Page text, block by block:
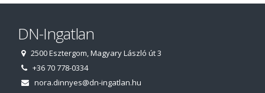
DN-Ingatlan
2500 Esztergom, Magyary László út 3
+36 70 778-0334
nora.dinnyes@dn-ingatlan.hu